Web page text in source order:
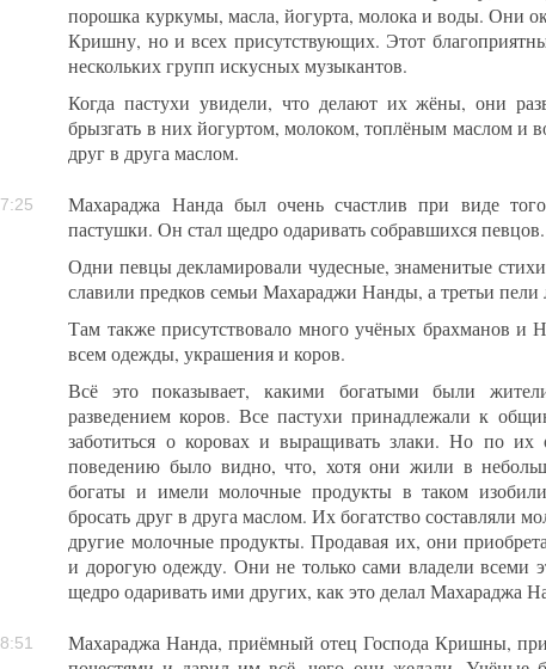
порошка куркумы, масла, йогурта, молока и воды. Они
Кришну, но и всех присутствующих. Этот
нескольких групп искусных музыкантов.
Когда пастухи увидели, что делают их жёны, они
брызгать в них йогуртом, молоком, топлёным маслом и
друг в друга маслом.
Махараджа Нанда был очень счастлив при виде
пастушки. Он стал щедро одаривать собравшихся певцов.
Одни певцы декламировали чудесные, знаменитые
славили предков семьи Махараджи Нанды, а третьи пели
Там также присутствовало много учёных брахманов и
всем одежды, украшения и коров.
Всё это показывает, какими богатыми были
разведением коров. Все пастухи принадлежали к
заботиться о коровах и выращивать злаки. Но по
поведению было видно, что, хотя они жили в
богаты и имели молочные продукты в таком
бросать друг в друга маслом. Их богатство составляли
другие молочные продукты. Продавая их, они
и дорогую одежду. Они не только сами владели всеми
щедро одаривать ими других, как это делал Махараджа
Махараджа Нанда, приёмный отец Господа Кришны,